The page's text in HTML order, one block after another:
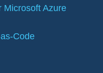
Microsoft Azure
Code